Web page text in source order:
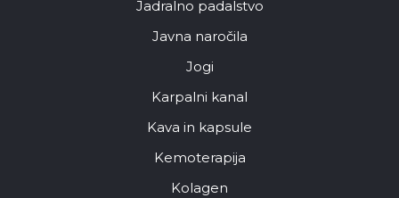
Jadralno padalstvo
Javna naročila
Jogi
Karpalni kanal
Kava in kapsule
Kemoterapija
Kolagen